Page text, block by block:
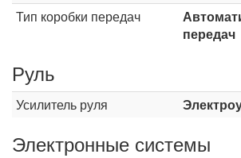
Тип коробки передач
передач
Руль
Усилитель руля
Электронные системы